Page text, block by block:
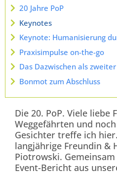
20 Jahre PoP
Keynotes
Keynote: Humanisierung
Praxisimpulse on-the-go
Das Dazwischen als
Bonmot zum Abschluss
Die 20. PoP. Viele liebe
Weggefährten und
Gesichter treffe ich
langjährige Freundin &
Piotrowski.
Event-Bericht aus